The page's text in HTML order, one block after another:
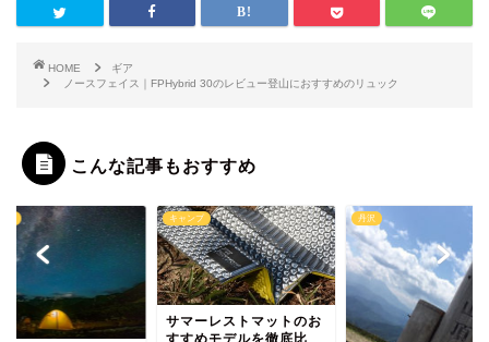
HOME
ギア
ノースフェイス｜FPHybrid 30のレビュー登山におすすめのリュック
こんな記事もおすすめ
キャンプ
サマーレストマットのお
すすめモデルを徹底比
丹沢